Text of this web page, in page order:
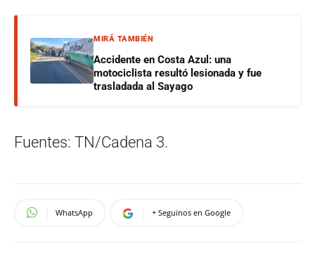
MIRÁ TAMBIÉN
Accidente en Costa Azul: una
motociclista resultó lesionada y fue
trasladada al Sayago
Fuentes: TN/Cadena 3.
WhatsApp + Seguinos en Google